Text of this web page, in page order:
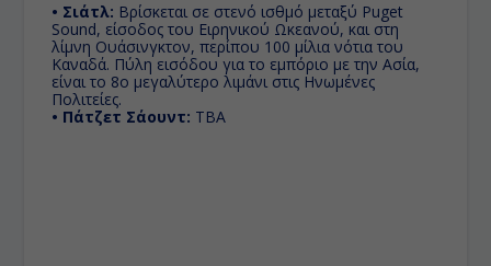
• Σιάτλ: Βρίσκεται σε στενό ισθμό μεταξύ Puget
Sound, είσοδος του Ειρηνικού Ωκεανού, και στη
λίμνη Ουάσινγκτον, περίπου 100 μίλια νότια του
Καναδά. Πύλη εισόδου για το εμπόριο με την Ασία,
είναι το 8ο μεγαλύτερο λιμάνι στις Ηνωμένες
Πολιτείες.
• Πάτζετ Σάουντ: TBA